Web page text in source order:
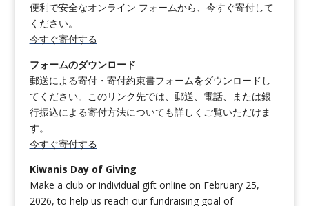
便利で安全なオンライン フォームから、今すぐ寄付して
ください。
今すぐ寄付する
フォームのダウンロード
郵送による寄付・寄付約束書フォームをダウンロードし
てください。このリンク先では、郵送、電話、または銀
行振込による寄付方法についても詳しくご覧いただけま
す。
今すぐ寄付する
Kiwanis Day of Giving
Make a club or individual gift online on February 25,
2026, to help us reach our fundraising goal of